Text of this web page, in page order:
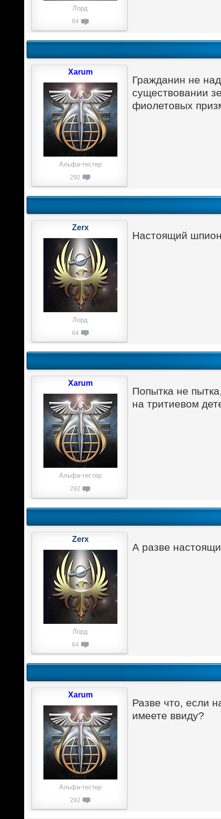
Лорд
64
Гражданин не
существовании
фиолетовых
Xarum
Альфа-тестер
292
Настоящий шпион
Zerx
Лорд
64
Попытка не
на тритиевом
Xarum
Альфа-тестер
292
А разве
Zerx
Лорд
64
Разве что, если
имеете ввиду?
Xarum
Альфа-тестер
292